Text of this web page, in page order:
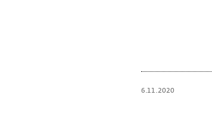
6.11.2020